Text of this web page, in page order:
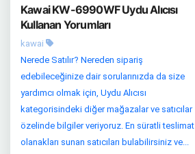
Kawai KW-6990WF Uydu Alıcısı
Kullanan Yorumları
kawai
Nerede Satılır? Nereden sipariş
edebileceğinize dair sorularınızda da size
yardımcı olmak için, Uydu Alıcısı
kategorisindeki diğer mağazalar ve satıcılar
özelinde bilgiler veriyoruz. En süratli teslimat
olanakları sunan satıcıları bulabilirsiniz ve...